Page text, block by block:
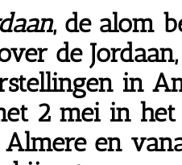
, de alom
de
in
2 mei in het
Almere en